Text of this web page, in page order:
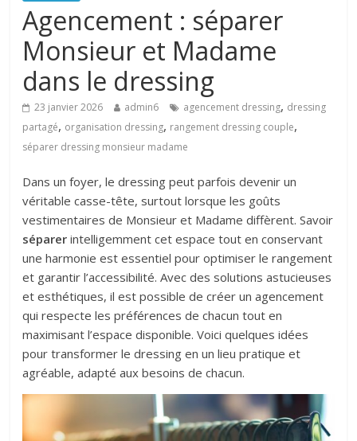
Agencement : séparer
Monsieur et Madame
dans le dressing
23 janvier 2026 admin6 agencement dressing, dressing
partagé, organisation dressing, rangement dressing couple,
séparer dressing monsieur madame
Dans un foyer, le dressing peut parfois devenir un
véritable casse-tête, surtout lorsque les goûts
vestimentaires de Monsieur et Madame diffèrent. Savoir
séparer intelligemment cet espace tout en conservant
une harmonie est essentiel pour optimiser le rangement
et garantir l’accessibilité. Avec des solutions astucieuses
et esthétiques, il est possible de créer un agencement
qui respecte les préférences de chacun tout en
maximisant l’espace disponible. Voici quelques idées
pour transformer le dressing en un lieu pratique et
agréable, adapté aux besoins de chacun.